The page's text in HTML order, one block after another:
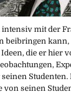
mit der
beibringen
die er hier
Studenten.
von seinen